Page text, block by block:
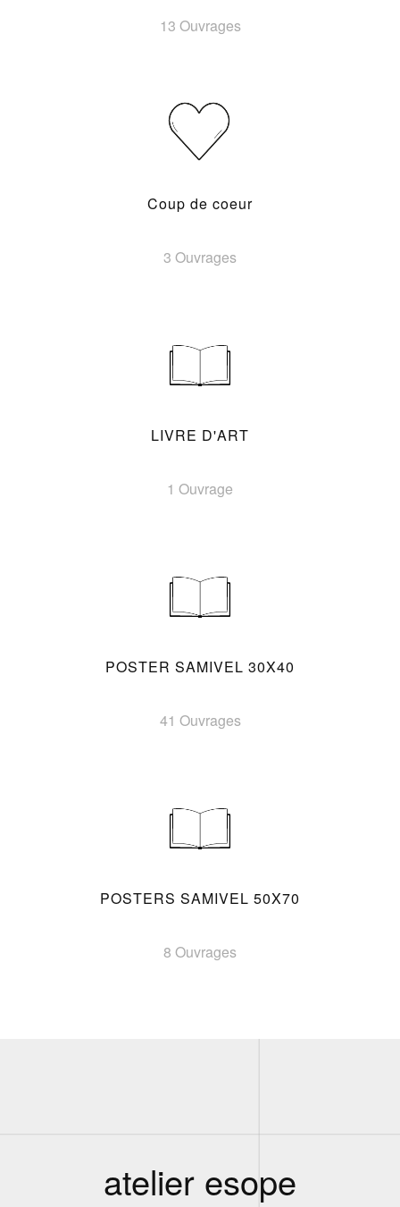
13 Ouvrages
Coup de coeur
3 Ouvrages
LIVRE D'ART
1 Ouvrage
POSTER SAMIVEL 30X40
41 Ouvrages
POSTERS SAMIVEL 50X70
8 Ouvrages
atelier esope